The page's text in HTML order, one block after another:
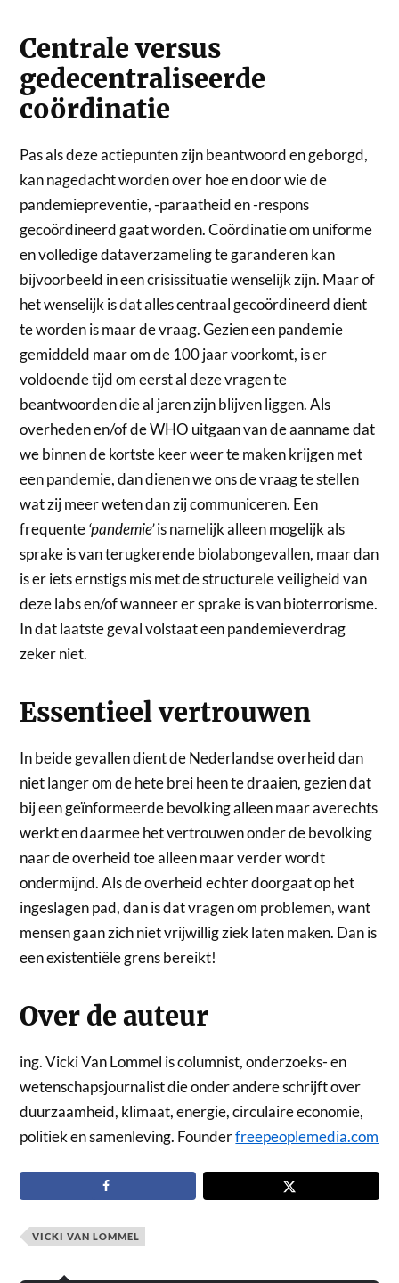
Centrale versus
gedecentraliseerde
coördinatie
Pas als deze actiepunten zijn beantwoord en geborgd,
kan nagedacht worden over hoe en door wie de
pandemiepreventie, -paraatheid en -respons
gecoördineerd gaat worden. Coördinatie om uniforme
en volledige dataverzameling te garanderen kan
bijvoorbeeld in een crisissituatie wenselijk zijn. Maar of
het wenselijk is dat alles centraal gecoördineerd dient
te worden is maar de vraag. Gezien een pandemie
gemiddeld maar om de 100 jaar voorkomt, is er
voldoende tijd om eerst al deze vragen te
beantwoorden die al jaren zijn blijven liggen. Als
overheden en/of de WHO uitgaan van de aanname dat
we binnen de kortste keer weer te maken krijgen met
een pandemie, dan dienen we ons de vraag te stellen
wat zij meer weten dan zij communiceren. Een
frequente‘pandemie’is namelijk alleen mogelijk als
sprake is van terugkerende biolabongevallen, maar dan
is er iets ernstigs mis met de structurele veiligheid van
deze labs en/of wanneer er sprake is van bioterrorisme.
In dat laatste geval volstaat een pandemieverdrag
zeker niet.
Essentieel vertrouwen
In beide gevallen dient de Nederlandse overheid dan
niet langer om de hete brei heen te draaien, gezien dat
bij een geïnformeerde bevolking alleen maar averechts
werkt en daarmee het vertrouwen onder de bevolking
naar de overheid toe alleen maar verder wordt
ondermijnd. Als de overheid echter doorgaat op het
ingeslagen pad, dan is dat vragen om problemen, want
mensen gaan zich niet vrijwillig ziek laten maken. Dan is
een existentiële grens bereikt!
Over de auteur
ing. Vicki Van Lommel is columnist, onderzoeks- en
wetenschapsjournalist die onder andere schrijft over
duurzaamheid, klimaat, energie, circulaire economie,
politiek en samenleving. Founderfreepeoplemedia.com
VICKI VAN LOMMEL